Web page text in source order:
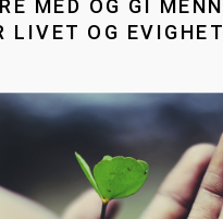
MED OG GI
LIVET OG